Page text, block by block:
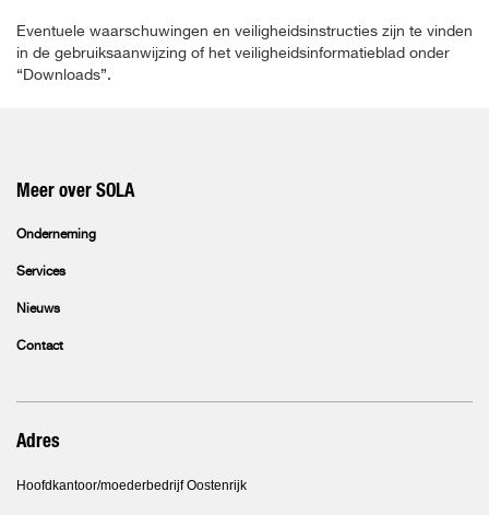
Eventuele waarschuwingen en veiligheidsinstructies zijn te vinden
in de gebruiksaanwijzing of het veiligheidsinformatieblad onder
“Downloads”.
Meer over SOLA
Onderneming
Services
Nieuws
Contact
Adres
Hoofdkantoor/moederbedrijf Oostenrijk